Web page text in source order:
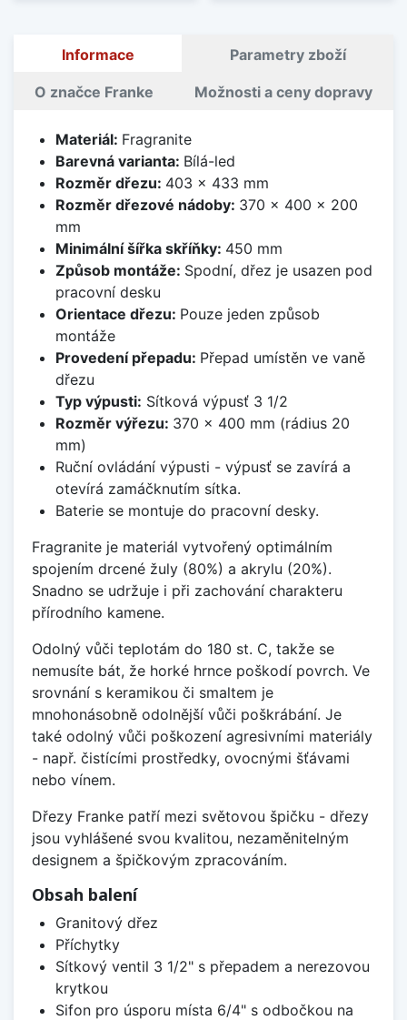
Informace Parametry zboží
O značce Franke Možnosti a ceny dopravy
Materiál: Fragranite
Barevná varianta: Bílá-led
Rozměr dřezu: 403 x 433 mm
Rozměr dřezové nádoby: 370 x 400 x 200
mm
Minimální šířka skříňky: 450 mm
Způsob montáže: Spodní, dřez je usazen pod
pracovní desku
Orientace dřezu: Pouze jeden způsob
montáže
Provedení přepadu: Přepad umístěn ve vaně
dřezu
Typ výpusti: Sítková výpusť 3 1/2
Rozměr výřezu: 370 x 400 mm (rádius 20
mm)
Ruční ovládání výpusti - výpusť se zavírá a
otevírá zamáčknutím sítka.
Baterie se montuje do pracovní desky.
Fragranite je materiál vytvořený optimálním
spojením drcené žuly (80%) a akrylu (20%).
Snadno se udržuje i při zachování charakteru
přírodního kamene.
Odolný vůči teplotám do 180 st. C, takže se
nemusíte bát, že horké hrnce poškodí povrch. Ve
srovnání s keramikou či smaltem je
mnohonásobně odolnější vůči poškrábání. Je
také odolný vůči poškození agresivními materiály
- např. čistícími prostředky, ovocnými šťávami
nebo vínem.
Dřezy Franke patří mezi světovou špičku - dřezy
jsou vyhlášené svou kvalitou, nezaměnitelným
designem a špičkovým zpracováním.
Obsah balení
Granitový dřez
Příchytky
Sítkový ventil 3 1/2" s přepadem a nerezovou
krytkou
Sifon pro úsporu místa 6/4" s odbočkou na